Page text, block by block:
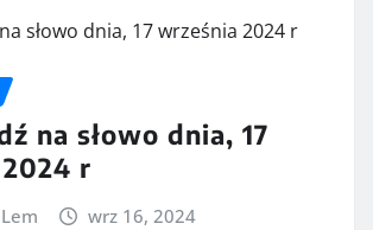
na słowo dnia, 17
r
wrz 16, 2024